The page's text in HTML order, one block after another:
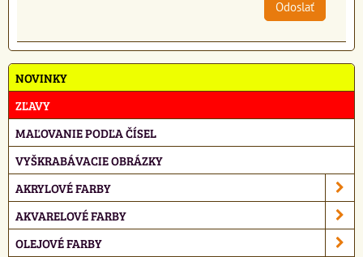
Odoslať
NOVINKY
ZĽAVY
MAĽOVANIE PODĽA ČÍSEL
VYŠKRABÁVACIE OBRÁZKY
AKRYLOVÉ FARBY
AKVARELOVÉ FARBY
OLEJOVÉ FARBY